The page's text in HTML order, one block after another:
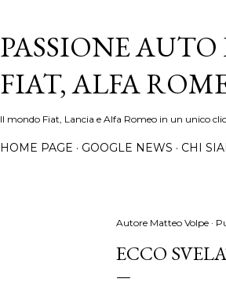
PASSIONE
FIAT, ALFA
Il mondo Fiat, Lancia e Alfa Romeo in un unico
HOME PAGE GOOGLE NEWS CHI
Autore Matteo Volpe
ECCO